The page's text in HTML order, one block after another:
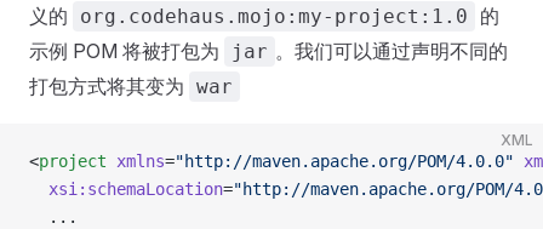
义的
org.codehaus.mojo:my-project:1.0
的
示例 POM 将被打包为
jar 。我们可以通过声明不同的
打包方式将其变为 war
XML
<project xmlns="http://maven.apache.org/POM/4.0.0"
  xsi:schemaLocation
="http://maven.apache.org/POM/
  ...